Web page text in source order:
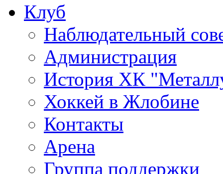
Клуб
Наблюдательный
Администрация
История ХК
Хоккей в Жлобине
Контакты
Арена
Группа поддержки